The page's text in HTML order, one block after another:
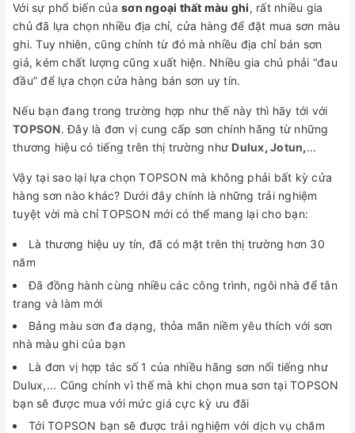
Với sự phổ biến của sơn ngoại thất màu ghi, rất nhiều gia
chủ đã lựa chọn nhiều địa chỉ, cửa hàng để đặt mua sơn màu
ghi. Tuy nhiên, cũng chính từ đó mà nhiều địa chỉ bán sơn
giả, kém chất lượng cũng xuất hiện. Nhiều gia chủ phải “đau
đầu” để lựa chọn cửa hàng bán sơn uy tín.
Nếu bạn đang trong trường hợp như thế này thì hãy tới với
TOPSON. Đây là đơn vị cung cấp sơn chính hãng từ những
thương hiệu có tiếng trên thị trường như Dulux, Jotun,...
Vậy tại sao lại lựa chọn TOPSON mà không phải bất kỳ cửa
hàng sơn nào khác? Dưới đây chính là những trải nghiệm
tuyệt vời mà chỉ TOPSON mới có thể mang lại cho bạn:
Là thương hiệu uy tín, đã có mặt trên thị trường hơn 30
năm
Đã đồng hành cùng nhiều các công trình, ngôi nhà để tân
trang và làm mới
Bảng màu sơn đa dạng, thỏa mãn niềm yêu thích với sơn
nhà màu ghi của bạn
Là đơn vị hợp tác số 1 của nhiều hãng sơn nổi tiếng như
Dulux,... Cũng chính vì thế mà khi chọn mua sơn tại TOPSON
bạn sẽ được mua với mức giá cực kỳ ưu đãi
Tới TOPSON bạn sẽ được trải nghiệm với dịch vụ chăm